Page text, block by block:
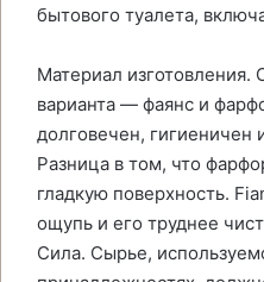
бытового туалета,
Материал изготовления.
варианта — фаянс и
долговечен, гигиеничен
Разница в том, что
гладкую поверхность.
ощупь и его труднее
Сила. Сырье,